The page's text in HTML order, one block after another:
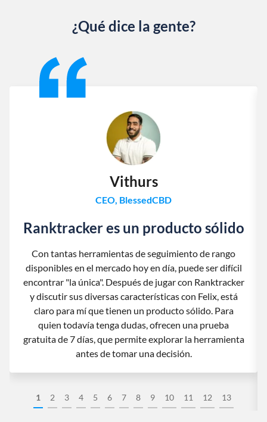
¿Qué dice la gente?
1 2 3 4 5 6 7 8 9 10 11 12 13
Vithurs
CEO, BlessedCBD
Ranktracker es un producto sólido
Con tantas herramientas de seguimiento de rango
disponibles en el mercado hoy en día, puede ser difícil
encontrar "la única". Después de jugar con Ranktracker
y discutir sus diversas características con Felix, está
claro para mí que tienen un producto sólido. Para
quien todavía tenga dudas, ofrecen una prueba
gratuita de 7 días, que permite explorar la herramienta
antes de tomar una decisión.